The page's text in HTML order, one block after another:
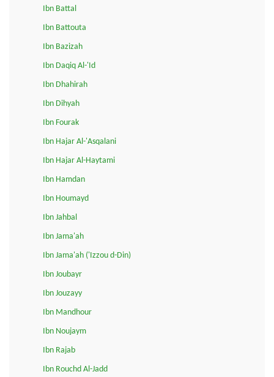
Ibn Battal
Ibn Battouta
Ibn Bazizah
Ibn Daqiq Al-'Id
Ibn Dhahirah
Ibn Dihyah
Ibn Fourak
Ibn Hajar Al-'Asqalani
Ibn Hajar Al-Haytami
Ibn Hamdan
Ibn Houmayd
Ibn Jahbal
Ibn Jama'ah
Ibn Jama'ah ('Izzou d-Din)
Ibn Joubayr
Ibn Jouzayy
Ibn Mandhour
Ibn Noujaym
Ibn Rajab
Ibn Rouchd Al-Jadd